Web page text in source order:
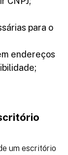
para o
endereços
um escritório